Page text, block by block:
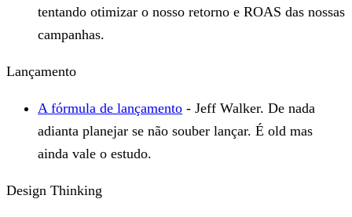
tentando otimizar o nosso retorno e ROAS das nossas
campanhas.
Lançamento
A fórmula de lançamento - Jeff Walker. De nada
adianta planejar se não souber lançar. É old mas
ainda vale o estudo.
Design Thinking